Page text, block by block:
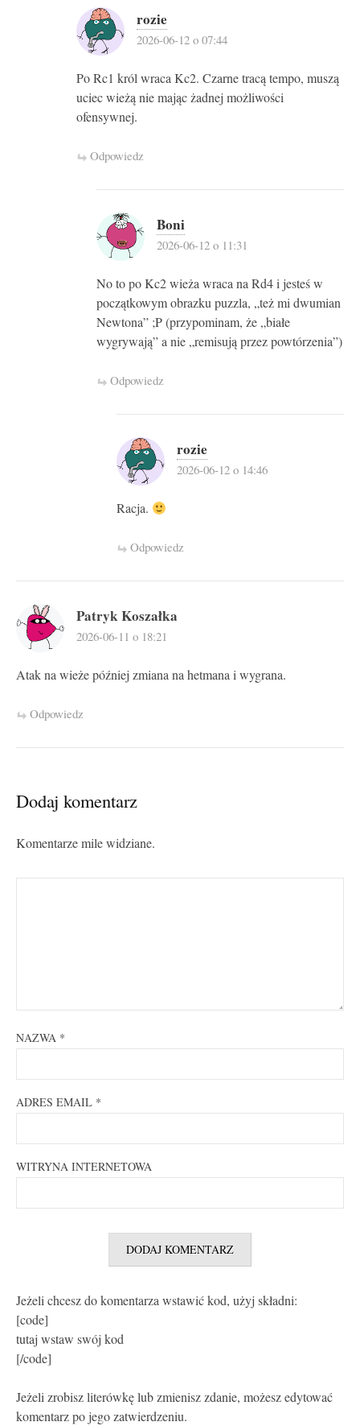
rozie
2026-06-12 o 07:44
Po Rc1 król wraca Kc2. Czarne tracą tempo, muszą
uciec wieżą nie mając żadnej możliwości
ofensywnej.
Odpowiedz
Boni
2026-06-12 o 11:31
No to po Kc2 wieża wraca na Rd4 i jesteś w
początkowym obrazku puzzla, „też mi dwumian
Newtona” ;P (przypominam, że „białe
wygrywają” a nie „remisują przez powtórzenia”)
Odpowiedz
rozie
2026-06-12 o 14:46
Racja.
Odpowiedz
Patryk Koszałka
2026-06-11 o 18:21
Atak na wieże później zmiana na hetmana i wygrana.
Odpowiedz
Dodaj komentarz
Komentarze mile widziane.
NAZWA *
ADRES EMAIL *
WITRYNA INTERNETOWA
Jeżeli chcesz do komentarza wstawić kod, użyj składni:
[code]
tutaj wstaw swój kod
[/code]
Jeżeli zrobisz literówkę lub zmienisz zdanie, możesz edytować
komentarz po jego zatwierdzeniu.